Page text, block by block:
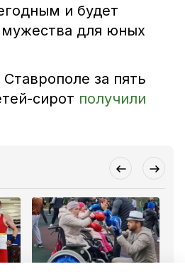
и будет
для юных
Ставрополе за пять
сирот получили